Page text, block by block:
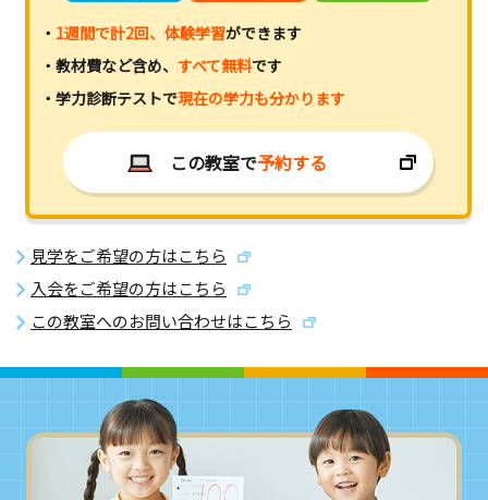
・ 1週間で計2回、体験学習ができます
・教材費など含め、 すべて無料です
・学力診断テストで現在の学力も分かります
この教室で予約する
見学をご希望の方はこちら
入会をご希望の方はこちら
この教室へのお問い合わせはこちら